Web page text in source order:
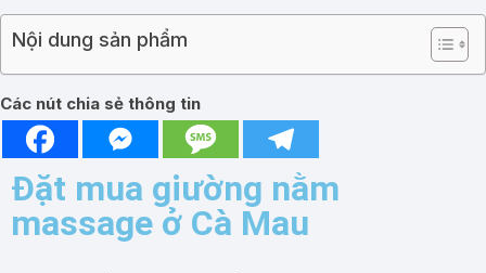
Nội dung sản phẩm
Các nút chia sẻ thông tin
Đặt mua giường nằm
massage ở Cà Mau